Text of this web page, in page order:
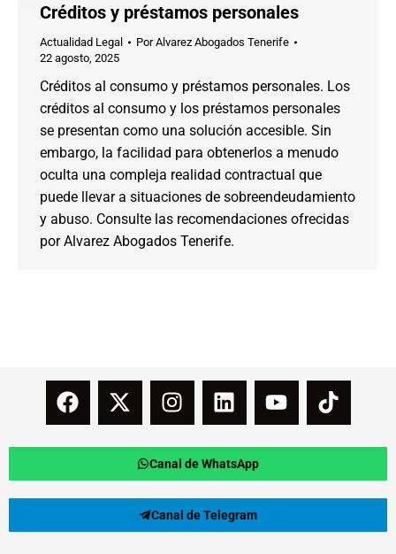
Créditos y préstamos personales
Actualidad Legal PorAlvarez Abogados Tenerife
22 agosto, 2025
Créditos al consumo y préstamos personales. Los
créditos al consumo y los préstamos personales
se presentan como una solución accesible. Sin
embargo, la facilidad para obtenerlos a menudo
oculta una compleja realidad contractual que
puede llevar a situaciones de sobreendeudamiento
y abuso. Consulte las recomendaciones ofrecidas
por Alvarez Abogados Tenerife.
Canal de WhatsApp
Canal de Telegram